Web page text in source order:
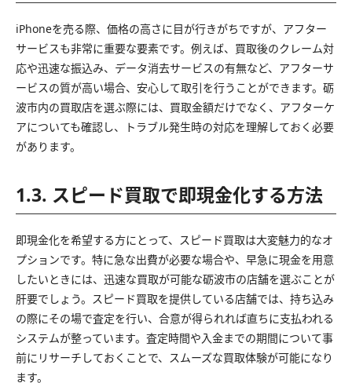
iPhoneを売る際、価格の高さに目が行きがちですが、アフター
サービスも非常に重要な要素です。例えば、買取後のクレーム対
応や迅速な振込み、データ消去サービスの有無など、アフターサ
ービスの質が高い場合、安心して取引を行うことができます。砺
波市内の買取店を選ぶ際には、買取金額だけでなく、アフターケ
アについても確認し、トラブル発生時の対応を理解しておく必要
があります。
1.3. スピード買取で即現金化する方法
即現金化を希望する方にとって、スピード買取は大変魅力的なオ
プションです。特に急な出費が必要な場合や、早急に現金を用意
したいときには、迅速な買取が可能な砺波市の店舗を選ぶことが
肝要でしょう。スピード買取を提供している店舗では、持ち込み
の際にその場で査定を行い、合意が得られれば直ちに支払われる
システムが整っています。査定時間や入金までの期間について事
前にリサーチしておくことで、スムーズな買取体験が可能になり
ます。